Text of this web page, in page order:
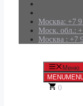
Москва: +7
Моск. обл.:
Москва : +7
Меню
MENU
0